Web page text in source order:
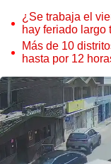
¿Se trabaja el
hay feriado largo
Más de 10
hasta por 12